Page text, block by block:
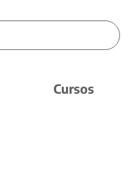
Cursos